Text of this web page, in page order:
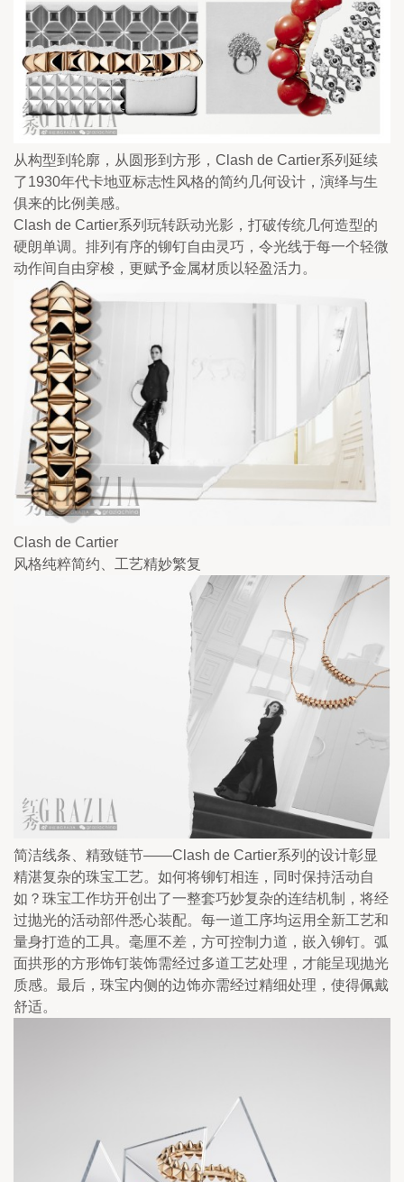
从构型到轮廓，从圆形到方形，Clash de Cartier系列延续
了1930年代卡地亚标志性风格的简约几何设计，演绎与生
俱来的比例美感。
Clash de Cartier系列玩转跃动光影，打破传统几何造型的
硬朗单调。排列有序的铆钉自由灵巧，令光线于每一个轻微
动作间自由穿梭，更赋予金属材质以轻盈活力。
Clash de Cartier
风格纯粹简约、工艺精妙繁复
简洁线条、精致链节——Clash de Cartier系列的设计彰显
精湛复杂的珠宝工艺。如何将铆钉相连，同时保持活动自
如？珠宝工作坊开创出了一整套巧妙复杂的连结机制，将经
过抛光的活动部件悉心装配。每一道工序均运用全新工艺和
量身打造的工具。毫厘不差，方可控制力道，嵌入铆钉。弧
面拱形的方形饰钉装饰需经过多道工艺处理，才能呈现抛光
质感。最后，珠宝内侧的边饰亦需经过精细处理，使得佩戴
舒适。